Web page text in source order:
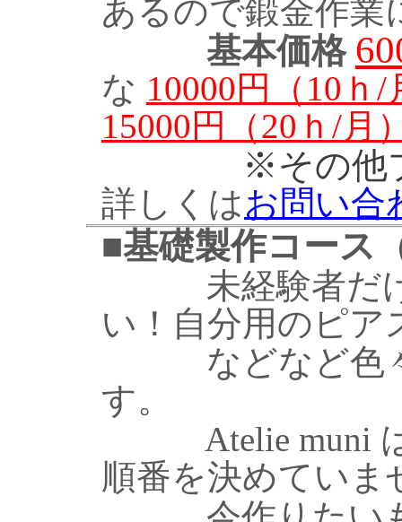
あるので鍛金作業
基本価格
な 10000円（10ｈ/
15000円（20ｈ/月
※その他
詳しくはお問い合
■基礎製作コース
未経験者だけ
い！自分用のピア
などなど色々
す。
Atelie muni は
順番を決めていま